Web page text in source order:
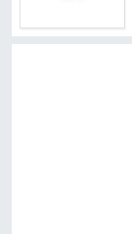
外文書